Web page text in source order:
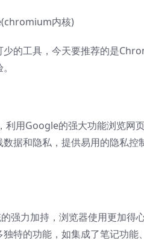
内核)
少的工具，今天要推荐的是
用Google的强大功能浏览网
据和隐私，提供易用的隐私
强力加持，浏览器使用更加
特的功能，如集成了笔记功能